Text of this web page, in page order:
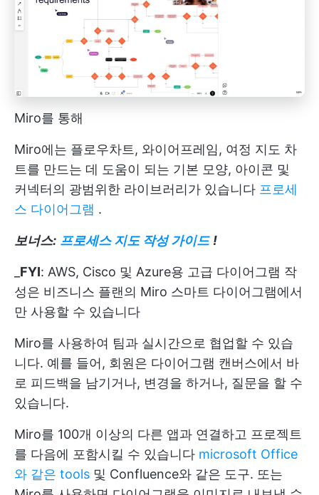
Miro를 통해
Miro에는 플로우차트, 와이어프레임, 여정 지도 차
트를 만드는 데 도움이 되는 기본 모양, 아이콘 및
커넥터의 광범위한 라이브러리가 있습니다 프로세
스 다이어그램 .
보너스: 프로세스 지도 작성 가이드 !
FYI: AWS, Cisco 및 Azure용 고급 다이어그램 작
성은 비즈니스 플랜의 Miro 스마트 다이어그램에서
만 사용할 수 있습니다
Miro를 사용하여 팀과 실시간으로 협업할 수 있습
니다. 예를 들어, 회원은 다이어그램 캔버스에서 바
로 피드백을 남기거나, 변경을 하거나, 질문을 할 수
있습니다.
Miro를 100개 이상의 다른 앱과 연결하고 프로젝트
를 다음에 포함시킬 수 있습니다 microsoft Office
와 같은 tools 및 Confluence와 같은 도구. 또는